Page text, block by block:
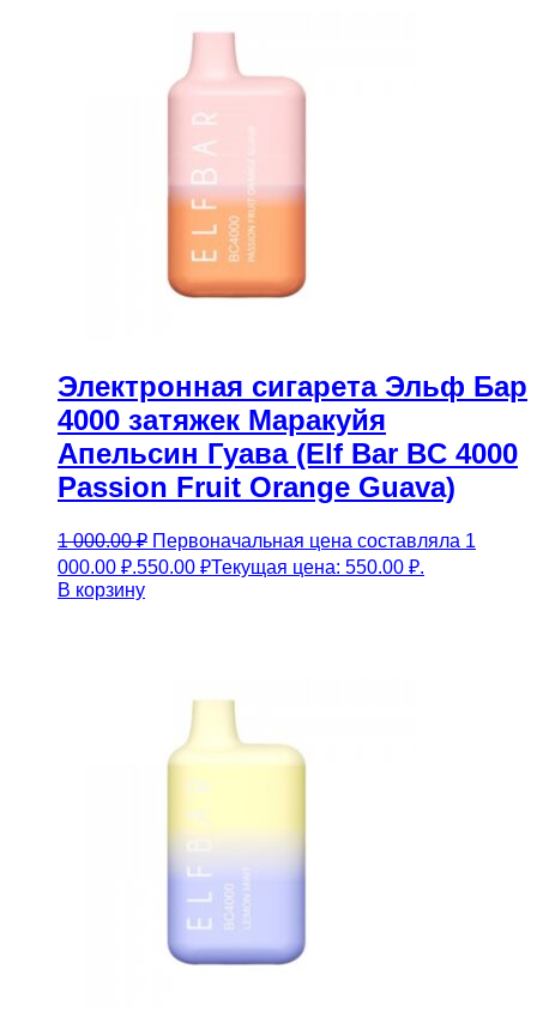
Электронная сигарета Эльф Бар
4000 затяжек Маракуйя
Апельсин Гуава (Elf Bar BC 4000
Passion Fruit Orange Guava)
1 000.00₽ Первоначальная цена составляла 1
000.00 ₽.550.00 ₽Текущая цена: 550.00 ₽.
В корзину